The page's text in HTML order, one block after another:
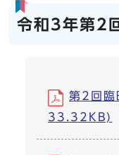
令和3年第2
第2回臨
33.32KB)